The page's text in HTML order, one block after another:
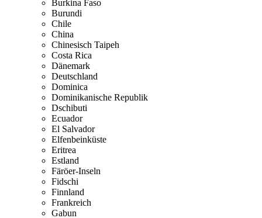
Burkina Faso
Burundi
Chile
China
Chinesisch Taipeh
Costa Rica
Dänemark
Deutschland
Dominica
Dominikanische Republik
Dschibuti
Ecuador
El Salvador
Elfenbeinküste
Eritrea
Estland
Färöer-Inseln
Fidschi
Finnland
Frankreich
Gabun